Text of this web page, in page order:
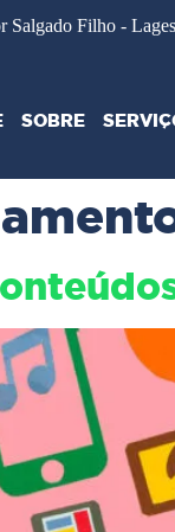
Salgado Filho -
SOBRE